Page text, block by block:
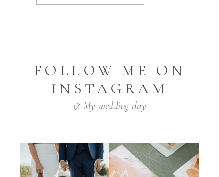
FOLLOW ME ON
INSTAGRAM
@ My_wedding_day